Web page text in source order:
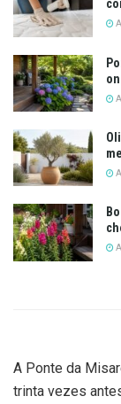
A Ponte da
trinta vezes